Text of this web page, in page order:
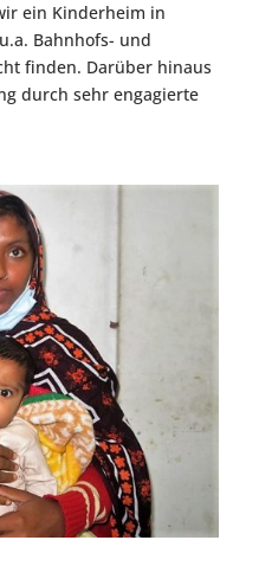
ein Kinderheim in
Bahnhofs- und
finden. Darüber hinaus
durch sehr engagierte